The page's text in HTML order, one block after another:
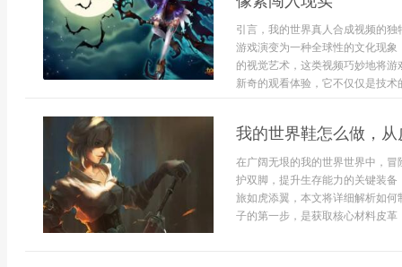
引言，我的世界真人合成视频的
游戏演变为一种全球性的文化现
的视觉艺术，这类视频巧妙地将
新奇的观看体验，它不仅仅是技术
我的世界鞋怎么做，
在广阔无垠的我的世界世界中，
护双脚，提升生存能力的关键装
旅如虎添翼，本文将详细解析如
子的第一步，是获取核心材料皮